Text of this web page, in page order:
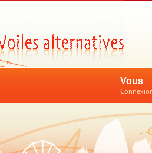
Vous